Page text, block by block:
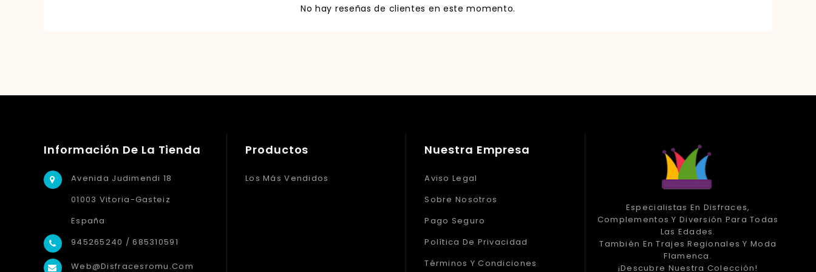
No hay reseñas de clientes en este momento.
Información De La Tienda
Avenida Judimendi 18
01003 Vitoria-Gasteiz
España
945265240 / 685310591
Web@disfracesromu.com
Productos
Los Más Vendidos
Nuestra Empresa
Aviso Legal
Sobre Nosotros
Pago Seguro
Política De Privacidad
Términos Y Condiciones
Especialistas En Disfraces,
Complementos Y Diversión Para Todas
Las Edades.
También En Trajes Regionales Y Moda
Flamenca.
¡Descubre Nuestra Colección!